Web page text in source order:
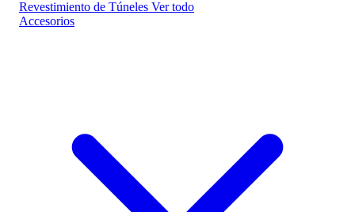
Revestimiento de Túneles Ver todo
Accesorios